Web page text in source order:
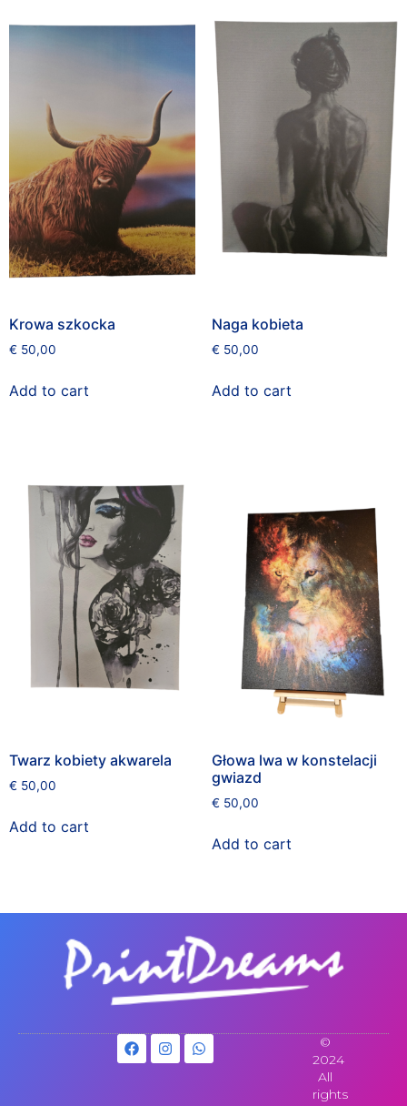
Krowa szkocka
€ 50,00
Add to cart
Naga kobieta
€ 50,00
Add to cart
Twarz kobiety akwarela
€ 50,00
Add to cart
Głowa lwa w konstelacji
gwiazd
€ 50,00
Add to cart
©
2024
All
rights